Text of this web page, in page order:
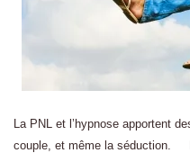
La PNL et l’hypnose apportent
couple, et même la séduction.